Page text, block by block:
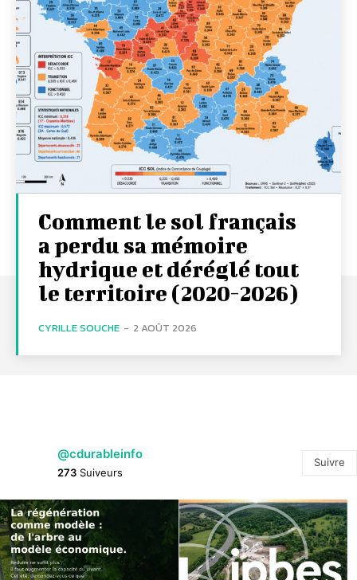
Comment le sol français
a perdu sa mémoire
hydrique et déréglé tout
le territoire (2020-2026)
CYRILLE SOUCHE - 2 AOÛT 2026
@cdurableinfo
273 Suiveurs
Suivre